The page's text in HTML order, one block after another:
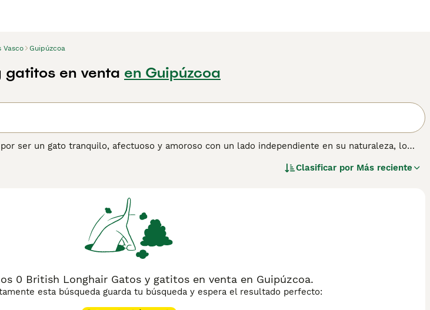
Vasco Guipúzcoa
gatitos en venta en Guipúzcoa
ser un gato tranquilo, afectuoso y amoroso con un lado independiente en su naturaleza, lo
como raza por la GCCF, aunque sí lo está por la TICA. La única diferencia real entre ellos es la
de Británico de pelo largopara obtener información sobre esta raza de gato.
Clasificar por Más reciente
0 British Longhair Gatos y gatitos en venta en Guipúzcoa.
esta búsqueda guarda tu búsqueda y espera el resultado perfecto: